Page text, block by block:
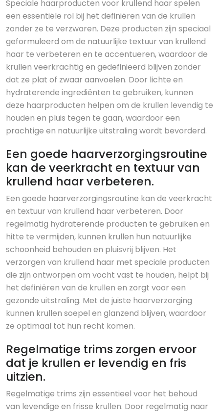
Speciale haarproducten voor krullend haar spelen
een essentiële rol bij het definiëren van de krullen
zonder ze te verzwaren. Deze producten zijn speciaal
geformuleerd om de natuurlijke textuur van krullend
haar te verbeteren en te accentueren, waardoor de
krullen veerkrachtig en gedefinieerd blijven zonder
dat ze plat of zwaar aanvoelen. Door lichte en
hydraterende ingrediënten te gebruiken, kunnen
deze haarproducten helpen om de krullen levendig te
houden en pluis tegen te gaan, waardoor een
prachtige en natuurlijke uitstraling wordt bevorderd.
Een goede haarverzorgingsroutine
kan de veerkracht en textuur van
krullend haar verbeteren.
Een goede haarverzorgingsroutine kan de veerkracht
en textuur van krullend haar verbeteren. Door
regelmatig hydraterende producten te gebruiken en
hitte te vermijden, kunnen krullen hun natuurlijke
schoonheid behouden en pluisvrij blijven. Het
verzorgen van krullend haar met speciale producten
die zijn ontworpen om vocht vast te houden, helpt bij
het definiëren van de krullen en zorgt voor een
gezonde uitstraling. Met de juiste haarverzorging
kunnen krullen soepel en glanzend blijven, waardoor
ze optimaal tot hun recht komen.
Regelmatige trims zorgen ervoor
dat je krullen er levendig en fris
uitzien.
Regelmatige trims zijn essentieel voor het behoud
van levendige en frisse krullen. Door regelmatig naar